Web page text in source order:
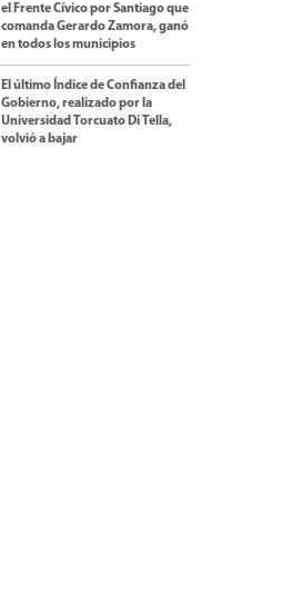
el Frente Cívico por Santiago que
comanda Gerardo Zamora, ganó
en todos los municipios
El último Índice de Confianza del
Gobierno, realizado por la
Universidad Torcuato Di Tella,
volvió a bajar